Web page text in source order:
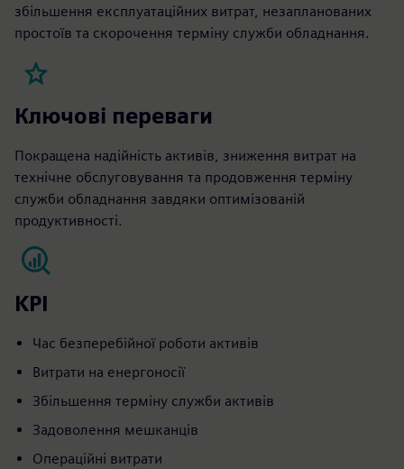
збільшення експлуатаційних витрат, незапланованих
простоїв та скорочення терміну служби обладнання.
Ключові переваги
Покращена надійність активів, зниження витрат на
технічне обслуговування та продовження терміну
служби обладнання завдяки оптимізованій
продуктивності.
KPI
Час безперебійної роботи активів
Витрати на енергоносії
Збільшення терміну служби активів
Задоволення мешканців
Операційні витрати